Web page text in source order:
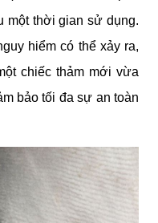
một thời gian sử dụng.
hiểm có thể xảy ra,
chiếc thảm mới vừa
bảo tối đa sự an toàn